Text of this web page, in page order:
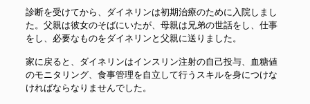
診断を受けてから、ダイネリンは初期治療のために入院しまし
た。父親は彼女のそばにいたが、母親は兄弟の世話をし、仕事
をし、必要なものをダイネリンと父親に送りました。
家に戻ると、ダイネリンはインスリン注射の自己投与、血糖値
のモニタリング、食事管理を自立して行うスキルを身につけな
ければならなりませんでした。